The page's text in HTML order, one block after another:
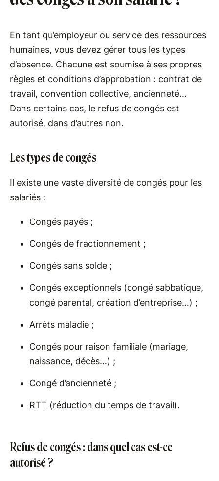
En tant qu’employeur ou service des ressources
humaines, vous devez gérer tous les types
d’absence. Chacune est soumise à ses propres
règles et conditions d’approbation : contrat de
travail, convention collective, ancienneté…
Dans certains cas, le refus de congés est
autorisé, dans d’autres non.
Les types de congés
Il existe une vaste diversité de congés pour les
salariés :
Congés payés ;
Congés de fractionnement ;
Congés sans solde ;
Congés exceptionnels (congé sabbatique,
congé parental, création d’entreprise…) ;
Arrêts maladie ;
Congés pour raison familiale (mariage,
naissance, décès…) ;
Congé d’ancienneté ;
RTT (réduction du temps de travail).
Refus de congés : dans quel cas est-ce
autorisé ?